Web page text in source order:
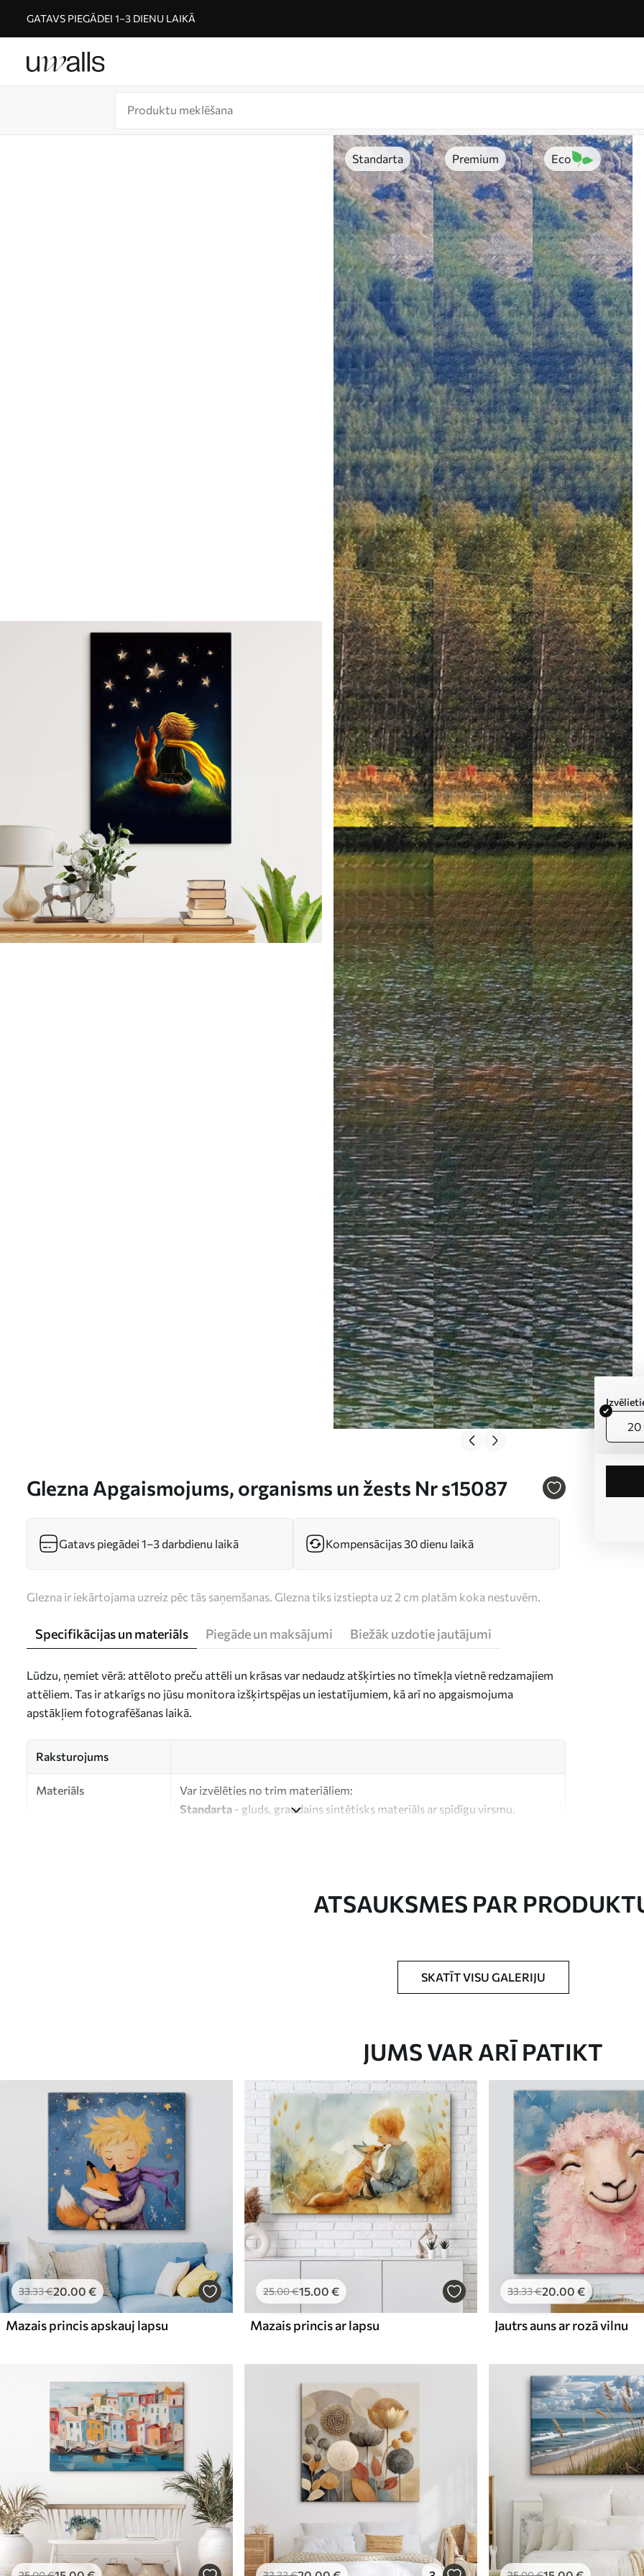
GATAVS PIEGĀDEI 1–3 DIENU LAIKĀ
Standarta Premium Eco
Glezna Apgaismojums, organisms un žests Nr s15087
20
Gatavs piegādei 1–3 darbdienu laikā Kompensācijas 30 dienu laikā
Glezna ir iekārtojama uzreiz pēc tās saņemšanas. Glezna tiks izstiepta uz 2 cm platām koka nestuvēm.
Specifikācijas un materiāls Piegāde un maksājumi Biežāk uzdotie jautājumi
Lūdzu, ņemiet vērā: attēloto preču attēli un krāsas var nedaudz atšķirties no tīmekļa vietnē redzamajiem
attēliem. Tas ir atkarīgs no jūsu monitora izšķirtspējas un iestatījumiem, kā arī no apgaismojuma
apstākļiem fotografēšanas laikā.
Raksturojums
Materiāls
Var izvēlēties no trim materiāliem:
Standarta - gluds, graudains sintētisks materiāls ar spīdīgu virsmu.
Eco-Premium
ATSAUKSMES PAR
SKATĪT VISU GALERIJU
JUMS VAR ARĪ PATIKT
33.33€20.00 €
Mazais princis apskauj lapsu
25.00€15.00 €
Mazais princis ar lapsu
33.33€20.00 €
Jautrs auns ar rozā vilnu